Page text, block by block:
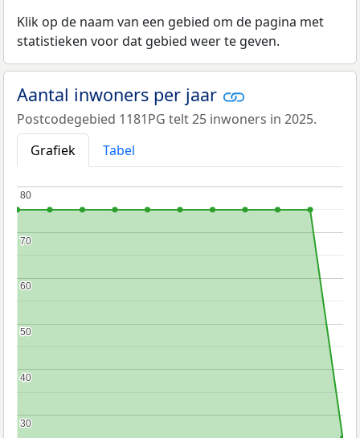
Klik op de naam van een gebied om de pagina met
statistieken voor dat gebied weer te geven.
Aantal inwoners per jaar
Postcodegebied 1181PG telt 25 inwoners in 2025.
Grafiek
Tabel
30
30
40
40
50
50
60
60
70
70
80
80